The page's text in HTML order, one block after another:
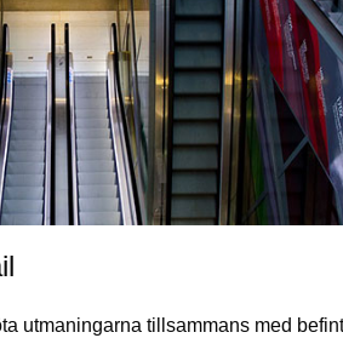
utmaningarna tillsammans med